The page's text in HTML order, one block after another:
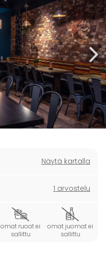
Näytä kartalla
1 arvostelu
omat ruoat ei
sallittu
omat juomat ei
sallittu